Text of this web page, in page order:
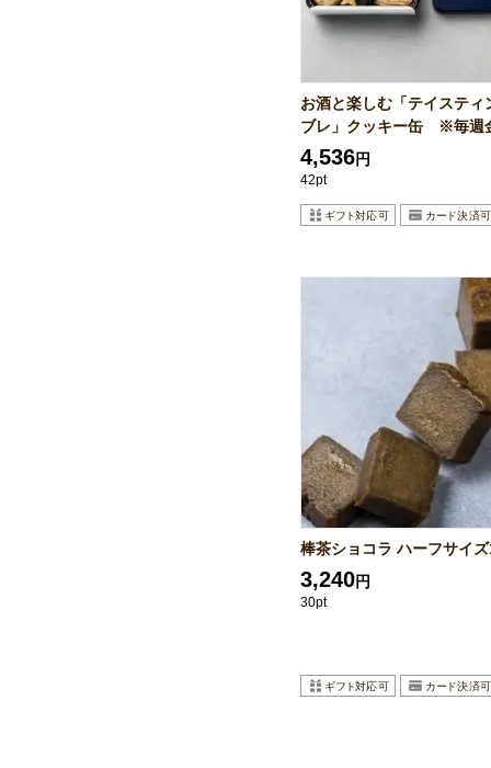
お酒と楽しむ「テイステ
ブレ」クッキー缶 ※毎週
4,536円
42pt
棒茶ショコラ ハーフサイ
3,240円
30pt